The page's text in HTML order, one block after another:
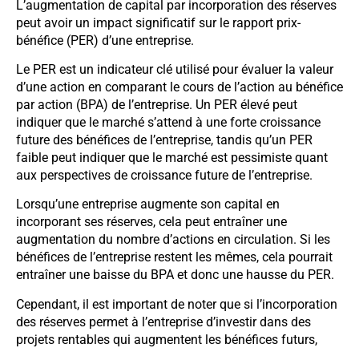
L’augmentation de capital par incorporation des réserves
peut avoir un impact significatif sur le rapport prix-
bénéfice (PER) d’une entreprise.
Le PER est un indicateur clé utilisé pour évaluer la valeur
d’une action en comparant le cours de l’action au bénéfice
par action (BPA) de l’entreprise. Un PER élevé peut
indiquer que le marché s’attend à une forte croissance
future des bénéfices de l’entreprise, tandis qu’un PER
faible peut indiquer que le marché est pessimiste quant
aux perspectives de croissance future de l’entreprise.
Lorsqu’une entreprise augmente son capital en
incorporant ses réserves, cela peut entraîner une
augmentation du nombre d’actions en circulation. Si les
bénéfices de l’entreprise restent les mêmes, cela pourrait
entraîner une baisse du BPA et donc une hausse du PER.
Cependant, il est important de noter que si l’incorporation
des réserves permet à l’entreprise d’investir dans des
projets rentables qui augmentent les bénéfices futurs,